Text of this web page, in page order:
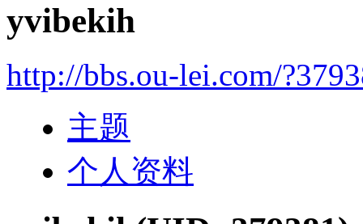
yvibekih
http://bbs.ou-lei.com/
主题
个人资料